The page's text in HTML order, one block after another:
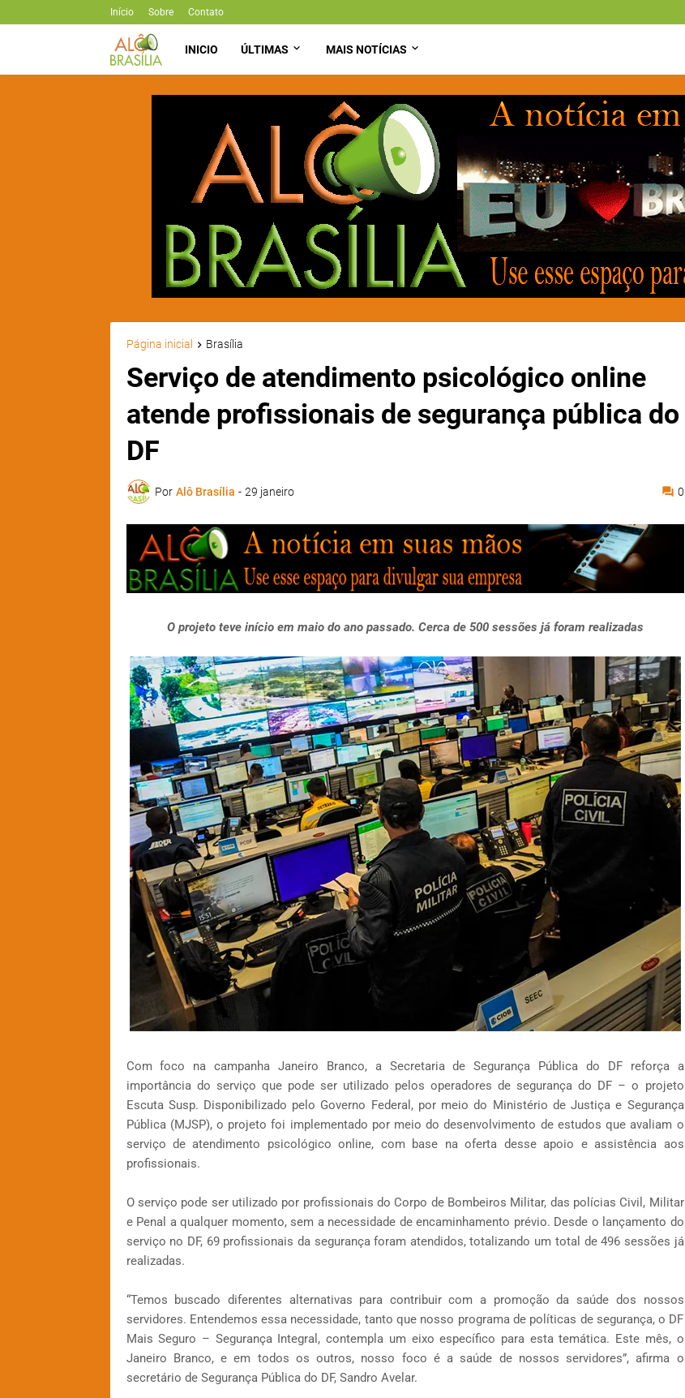
Início Sobre Contato
INICIO ÚLTIMAS MAIS NOTÍCIAS
Página inicial Brasília
Serviço de atendimento psicológico online
atende profissionais de segurança pública do
DF
Por Alô Brasília - 29 janeiro 0
O projeto teve início em maio do ano passado. Cerca de 500 sessões já foram realizadas
Com foco na campanha Janeiro Branco, a Secretaria de Segurança Pública do DF reforça a
importância do serviço que pode ser utilizado pelos operadores de segurança do DF – o projeto
Escuta Susp. Disponibilizado pelo Governo Federal, por meio do Ministério de Justiça e Segurança
Pública (MJSP), o projeto foi implementado por meio do desenvolvimento de estudos que avaliam o
serviço de atendimento psicológico online, com base na oferta desse apoio e assistência aos
profissionais.
O serviço pode ser utilizado por profissionais do Corpo de Bombeiros Militar, das polícias Civil, Militar
e Penal a qualquer momento, sem a necessidade de encaminhamento prévio. Desde o lançamento do
serviço no DF, 69 profissionais da segurança foram atendidos, totalizando um total de 496 sessões já
realizadas.
“Temos buscado diferentes alternativas para contribuir com a promoção da saúde dos nossos
servidores. Entendemos essa necessidade, tanto que nosso programa de políticas de segurança, o DF
Mais Seguro – Segurança Integral, contempla um eixo específico para esta temática. Este mês, o
Janeiro Branco, e em todos os outros, nosso foco é a saúde de nossos servidores”, afirma o
secretário de Segurança Pública do DF, Sandro Avelar.